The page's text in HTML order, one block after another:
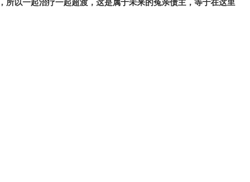
以一起治疗一起超渡，这是属于未来的冤亲债主，等于在这里